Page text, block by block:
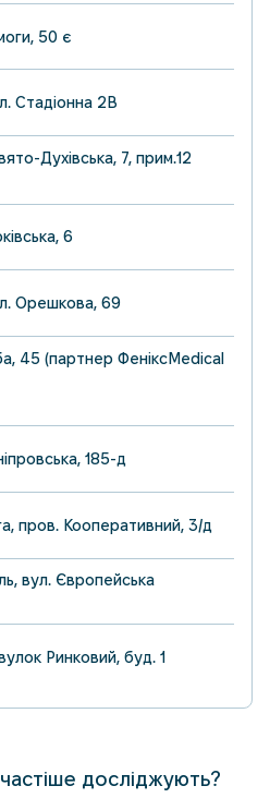
50 є
Стадіонна 2В
Духівська, 7, прим.12
6
Орешкова, 69
45 (партнер ФеніксMedical
185-д
пров. Кооперативний, 3/д
вул. Європейська
Ринковий, буд. 1
досліджують?